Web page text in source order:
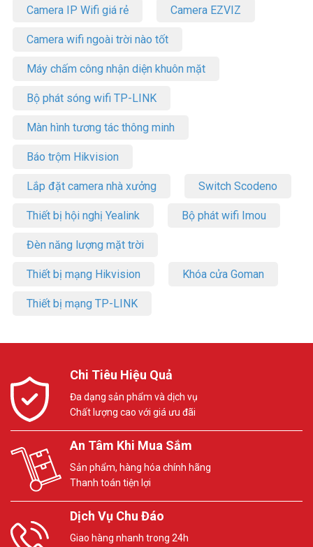
Camera IP Wifi giá rẻ Camera EZVIZ
Camera wifi ngoài trời nào tốt
Máy chấm công nhận diện khuôn mặt
Bộ phát sóng wifi TP-LINK
Màn hình tương tác thông minh
Báo trộm Hikvision
Lắp đặt camera nhà xưởng Switch Scodeno
Thiết bị hội nghị Yealink Bộ phát wifi Imou
Đèn năng lượng mặt trời
Thiết bị mạng Hikvision Khóa cửa Goman
Thiết bị mạng TP-LINK
Chi Tiêu Hiệu Quả
Đa dạng sản phẩm và dịch vụ
Chất lượng cao với giá ưu đãi
An Tâm Khi Mua Sắm
Sản phẩm, hàng hóa chính hãng
Thanh toán tiện lợi
Dịch Vụ Chu Đáo
Giao hàng nhanh trong 24h